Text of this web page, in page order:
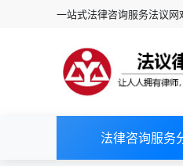
一站式法律咨询服务法议网
法律咨询服务